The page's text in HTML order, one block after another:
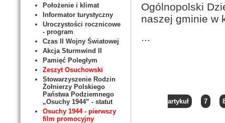
Położenie i klimat
Informator turystyczny
Uroczystości rocznicowe
- program
Czas II Wojny Światowej
Akcja Sturmwind II
Pamięć Poległym
Zeszyt Osuchowski
Stowarzyszenie Rodzin
Żołnierzy Polskiego
Państwa Podziemnego
„Osuchy 1944” - statut
Osuchy 1944 - pierwszy
film promocyjny
Ogólnopolski
naszej gminie w
...
artykuł 7